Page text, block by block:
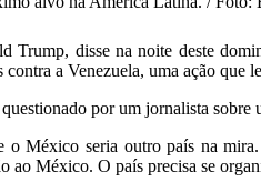
Trump, disse na noite deste
a Venezuela, uma ação
por um jornalista
o México seria outro país na
ao México. O país precisa se